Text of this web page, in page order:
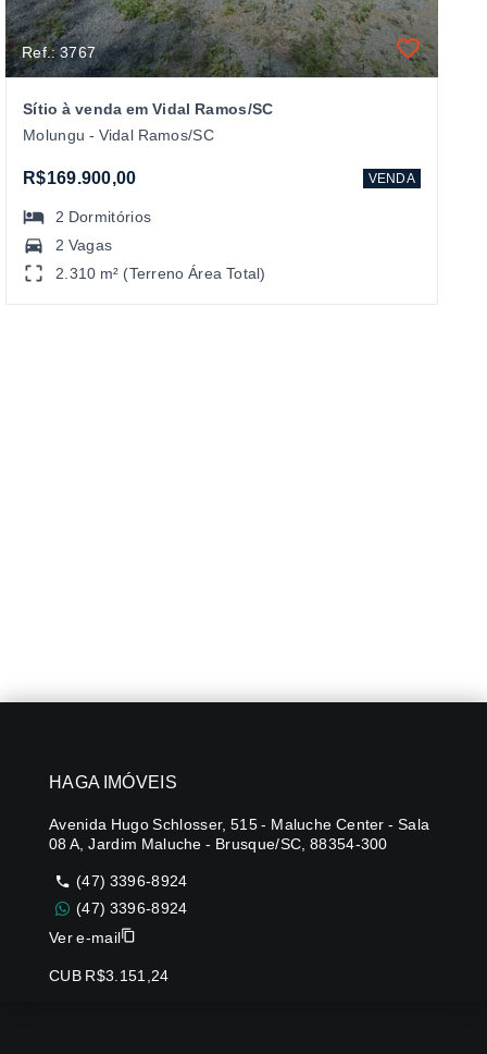
Ref.: 3767
Sítio à venda em Vidal Ramos/SC
Molungu - Vidal Ramos/SC
R$169.900,00 VENDA
2 Dormitórios
2 Vagas
2.310 m² (Terreno Área Total)
HAGA IMÓVEIS
Avenida Hugo Schlosser, 515 - Maluche Center - Sala
08 A, Jardim Maluche - Brusque/SC, 88354-300
(47) 3396-8924
(47) 3396-8924
Ver e-mail
CUB R$3.151,24